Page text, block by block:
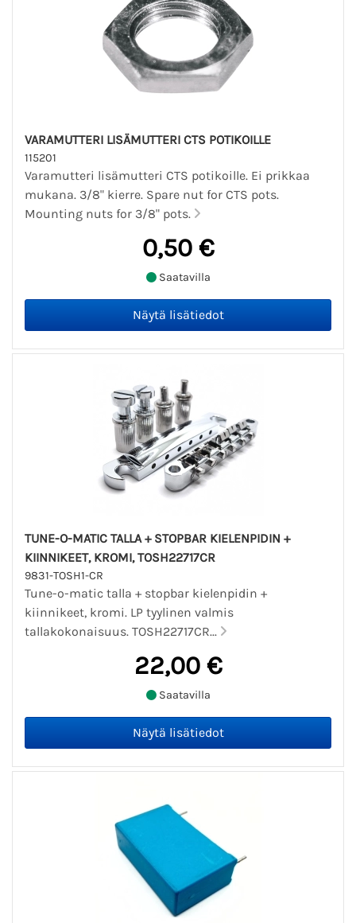
VARAMUTTERI LISÄMUTTERI CTS POTIKOILLE
115201
Varamutteri lisämutteri CTS potikoille. Ei prikkaa
mukana. 3/8" kierre. Spare nut for CTS pots.
Mounting nuts for 3/8" pots.
0,50 €
Saatavilla
TUNE-O-MATIC TALLA + STOPBAR KIELENPIDIN +
KIINNIKEET, KROMI, TOSH22717CR
9831-TOSH1-CR
Tune-o-matic talla + stopbar kielenpidin +
kiinnikeet, kromi. LP tyylinen valmis
tallakokonaisuus. TOSH22717CR...
22,00 €
Saatavilla